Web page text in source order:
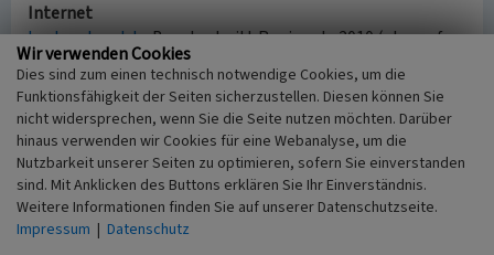
Internet
bachverband.de: Bauabschnitt Regionale 2010 (abgerufen
am 13.12.2019)
Furt bei Pulheim-Geyen
Schlagwörter
Furt
Straße / Hausnummer
In der Bachaue
Wir verwenden Cookies
Dies sind zum einen technisch notwendige Cookies, um die
Funktionsfähigkeit der Seiten sicherzustellen. Diesen können Sie
nicht widersprechen, wenn Sie die Seite nutzen möchten. Darüber
hinaus verwenden wir Cookies für eine Webanalyse, um die
Nutzbarkeit unserer Seiten zu optimieren, sofern Sie einverstanden
sind. Mit Anklicken des Buttons erklären Sie Ihr Einverständnis.
Weitere Informationen finden Sie auf unserer Datenschutzseite.
Impressum | Datenschutz